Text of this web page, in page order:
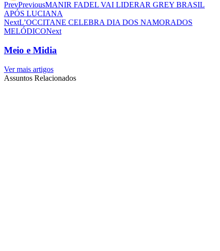
PrevPreviousMANIR FADEL VAI LIDERAR GREY BRASIL
APÓS LUCIANA
NextL’OCCITANE CELEBRA DIA DOS NAMORADOS
MELÓDICONext
Meio e Midia
Ver mais artigos
Assuntos Relacionados